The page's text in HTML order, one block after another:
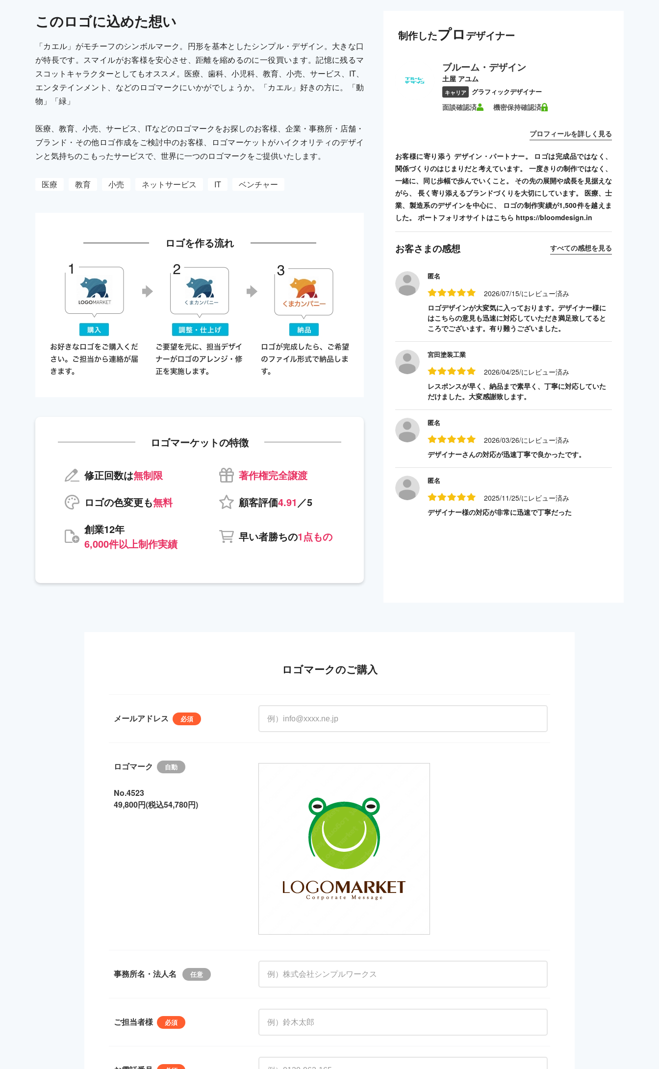
このロゴに込めた想い
「カエル」がモチーフのシンボルマーク。円形を基本としたシンプル・デザイン。大きな口
が特長です。スマイルがお客様を安心させ、距離を縮めるのに一役買います。記憶に残るマ
スコットキャラクターとしてもオススメ。医療、歯科、小児科、教育、小売、サービス、IT、
エンタテインメント、などのロゴマークにいかがでしょうか。「カエル」好きの方に。「動
物」「緑」
医療、教育、小売、サービス、ITなどのロゴマークをお探しのお客様、企業・事務所・店舗・
ブランド・その他ロゴ作成をご検討中のお客様、ロゴマーケットがハイクオリティのデザイ
ンと気持ちのこもったサービスで、世界に一つのロゴマークをご提供いたします。
医療 教育 小売 ネットサービス IT ベンチャー
ロゴを作る流れ
ロゴマーケットの特徴
修正回数は無制限
著作権完全譲渡
ロゴの色変更も無料 顧客評価4.91 ／5
創業12年
6,000件以上制作実績
早い者勝ちの1点もの
制作したプロ デザイナー
ブルーム・デザイン
土屋 アユム
キャリア グラフィックデザイナー
面談確認済 機密保持確認済
プロフィールを詳しく見る
お客様に寄り添う デザイン・パートナー。 ロゴは完成品ではなく、
関係づくりのはじまりだと考えています。 一度きりの制作ではなく、
一緒に、同じ歩幅で歩んでいくこと。 その先の展開や成長を見据えな
がら、 長く寄り添えるブランドづくりを大切にしています。 医療、士
業、製造系のデザインを中心に、 ロゴの制作実績が1,500件を越えま
した。 ポートフォリオサイトはこちら https://bloomdesign.in
お客さまの感想 すべての感想を見る
匿名
2026/07/15/にレビュー済み
ロゴデザインが大変気に入っております。デザイナー様に
はこちらの意見も迅速に対応していただき満足致してると
ころでございます。有り難うございました。
宮田塗装工業
2026/04/25/にレビュー済み
レスポンスが早く、納品まで素早く、丁寧に対応していた
だけました。大変感謝致します。
匿名
2026/03/26/にレビュー済み
デザイナーさんの対応が迅速丁寧で良かったです。
匿名
2025/11/25/にレビュー済み
デザイナー様の対応が非常に迅速で丁寧だった
ロゴマークのご購入
メールアドレス
ロゴマーク
No.4523
49,800円(税込54,780円)
事務所名・法人名
ご担当者様